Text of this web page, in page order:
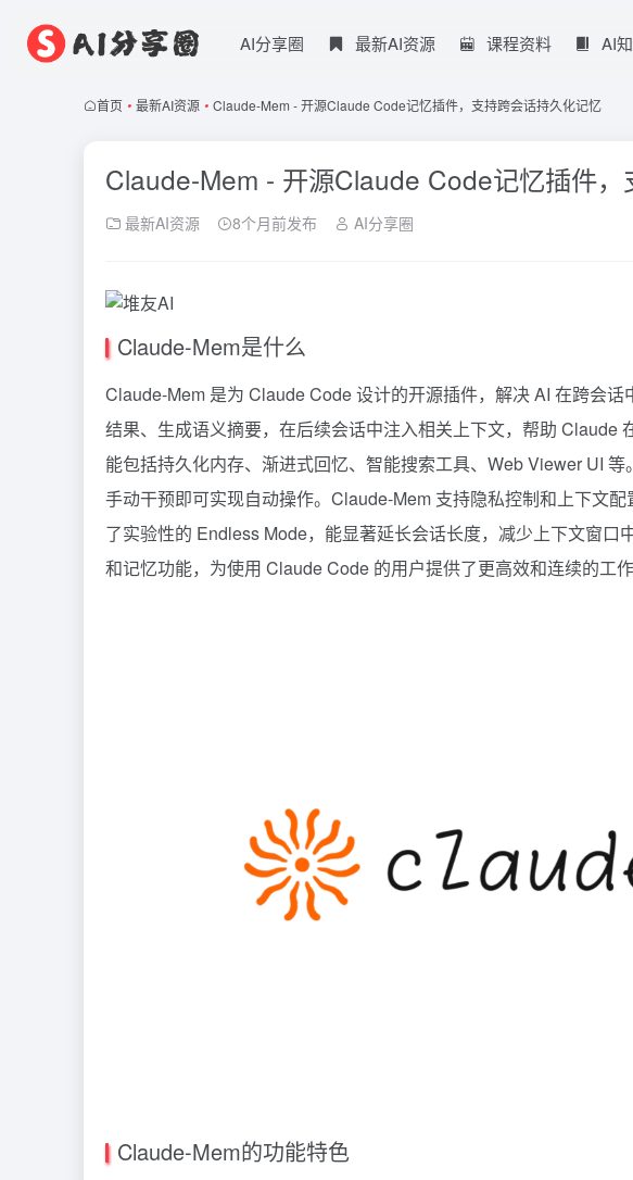
AI分享圈 最新AI资源 课程资料 AI
首页 • 最新AI资源 • Claude-Mem - 开源Claude Code记忆插件，支持跨会话持久化记忆
Claude-Mem - 开源Claude Code记忆插件，
最新AI资源 8个月前发布 AI分享圈
Claude-Mem是什么
Claude-Mem 是为 ClaudeCode 设计的开源插件，解决 AI 在跨会
结果、生成语义摘要，在后续会话中注入相关上下文，帮助 Claude
能包括持久化内存、渐进式回忆、智能搜索工具、Web Viewer UI
手动干预即可实现自动操作。Claude-Mem 支持隐私控制和上下文
了实验性的 Endless Mode，能显著延长会话长度，减少上下文窗口
和记忆功能，为使用 Claude Code 的用户提供了更高效和连续的工作
Claude-Mem的功能特色